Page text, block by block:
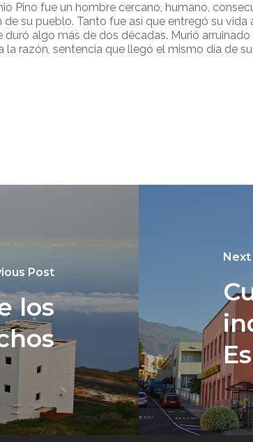
Pino fue un hombre cercano, humano,
su pueblo. Tanto fue así que entregó su
duró algo más de dos décadas. Murió
la razón, sentencia que llegó el mismo día de
Post
los